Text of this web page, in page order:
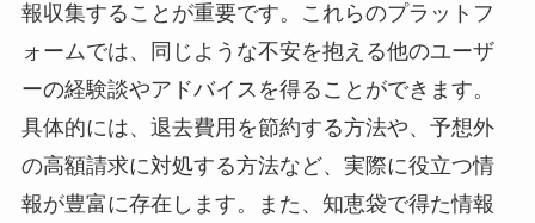
報収集することが重要です。これらのプラットフ
ォームでは、同じような不安を抱える他のユーザ
ーの経験談やアドバイスを得ることができます。
具体的には、退去費用を節約する方法や、予想外
の高額請求に対処する方法など、実際に役立つ情
報が豊富に存在します。また、知恵袋で得た情報